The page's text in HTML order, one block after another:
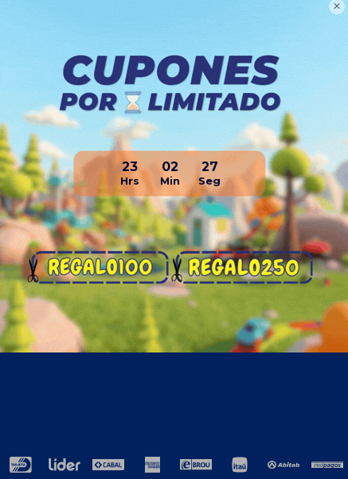

23 02 26
secciones de nuestro catálogo.
nosotros
laborales
Compra
Como comprar
Términos y condiciones generales
TyC Promociones Medios de Pago
Garantías